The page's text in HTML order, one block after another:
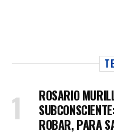
ROSARIO
ROBAR, PARA